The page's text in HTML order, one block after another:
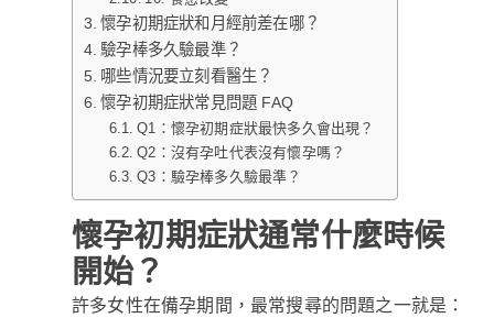
懷孕初期症狀和月經前差在哪？
驗孕棒多久驗最準？
哪些情況要立刻看醫生？
懷孕初期症狀常見問題 FAQ
Q1：懷孕初期症狀最快多久會出現？
Q2：沒有孕吐代表沒有懷孕嗎？
Q3：驗孕棒多久驗最準？
懷孕初期症狀通常什麼時候
開始？
許多女性在備孕期間，最常搜尋的問題之一就是：